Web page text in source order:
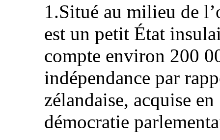
1.Situé au milieu de
est un petit État
compte environ 200
indépendance par
zélandaise, acquise
démocratie